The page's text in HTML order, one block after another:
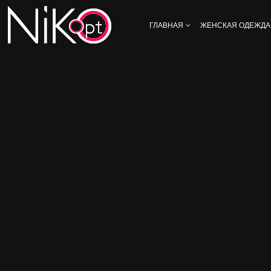
ГЛАВНАЯ ЖЕНСКАЯ ОДЕЖДА